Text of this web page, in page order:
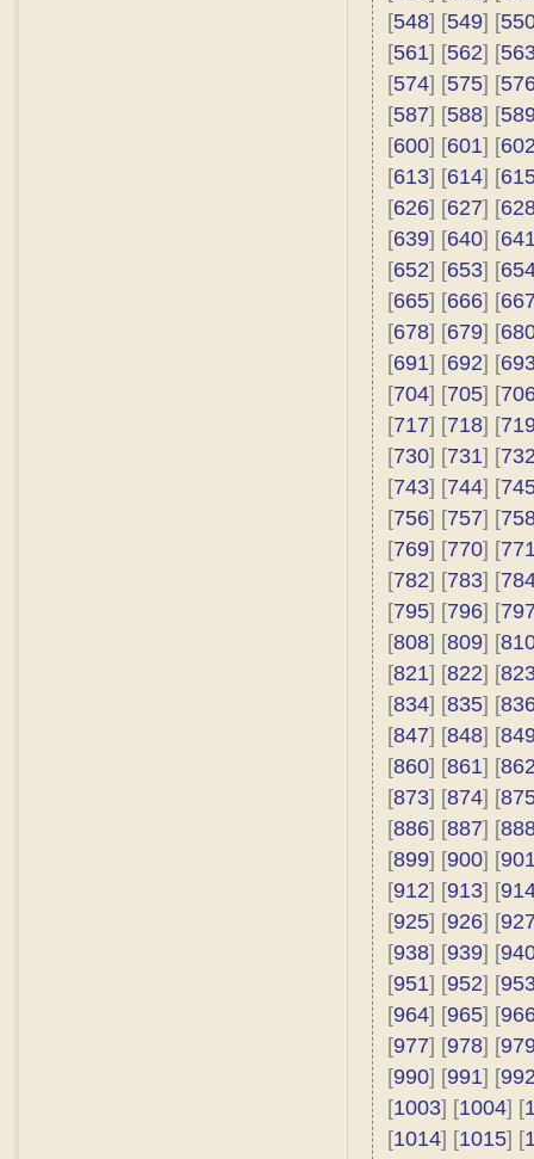
[548] [549] [
[561] [562] [
[574] [575] [
[587] [588] [
[600] [601] [
[613] [614] [
[626] [627] [
[639] [640] [
[652] [653] [
[665] [666] [
[678] [679] [
[691] [692] [
[704] [705] [
[717] [718] [
[730] [731] [
[743] [744] [
[756] [757] [
[769] [770] [
[782] [783] [
[795] [796] [
[808] [809] [
[821] [822] [
[834] [835] [
[847] [848] [
[860] [861] [
[873] [874] [
[886] [887] [
[899] [900] [
[912] [913] [
[925] [926] [
[938] [939] [
[951] [952] [
[964] [965] [
[977] [978] [
[990] [991] [
[1003] [1004] [
[1014] [1015] [